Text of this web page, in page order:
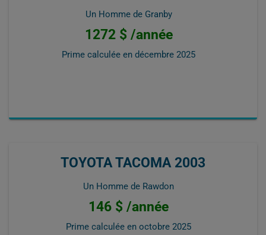
Un Homme de Granby
1272 $ /année
Prime calculée en décembre 2025
TOYOTA TACOMA 2003
Un Homme de Rawdon
146 $ /année
Prime calculée en octobre 2025